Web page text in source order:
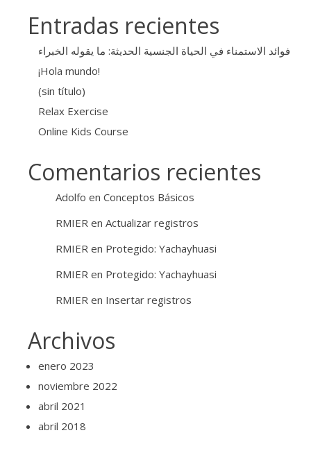
Entradas recientes
فوائد الاستمناء في الحياة الجنسية الحديثة: ما يقوله الخبراء
¡Hola mundo!
(sin título)
Relax Exercise
Online Kids Course
Comentarios recientes
Adolfo en Conceptos Básicos
RMIER en Actualizar registros
RMIER en Protegido: Yachayhuasi
RMIER en Protegido: Yachayhuasi
RMIER en Insertar registros
Archivos
enero 2023
noviembre 2022
abril 2021
abril 2018